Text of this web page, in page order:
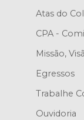
Atas do
CPA -
Missão,
Egressos
Trabalhe
Ouvidoria